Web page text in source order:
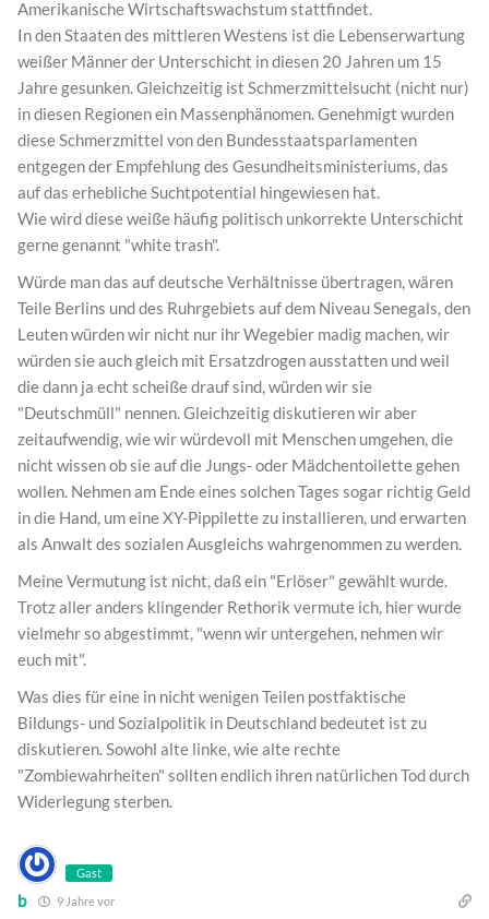
Amerikanische Wirtschaftswachstum stattfindet.
In den Staaten des mittleren Westens ist die Lebenserwartung
weißer Männer der Unterschicht in diesen 20 Jahren um 15
Jahre gesunken. Gleichzeitig ist Schmerzmittelsucht (nicht nur)
in diesen Regionen ein Massenphänomen. Genehmigt wurden
diese Schmerzmittel von den Bundesstaatsparlamenten
entgegen der Empfehlung des Gesundheitsministeriums, das
auf das erhebliche Suchtpotential hingewiesen hat.
Wie wird diese weiße häufig politisch unkorrekte Unterschicht
gerne genannt "white trash".
Würde man das auf deutsche Verhältnisse übertragen, wären
Teile Berlins und des Ruhrgebiets auf dem Niveau Senegals, den
Leuten würden wir nicht nur ihr Wegebier madig machen, wir
würden sie auch gleich mit Ersatzdrogen ausstatten und weil
die dann ja echt scheiße drauf sind, würden wir sie
"Deutschmüll" nennen. Gleichzeitig diskutieren wir aber
zeitaufwendig, wie wir würdevoll mit Menschen umgehen, die
nicht wissen ob sie auf die Jungs- oder Mädchentoilette gehen
wollen. Nehmen am Ende eines solchen Tages sogar richtig Geld
in die Hand, um eine XY-Pippilette zu installieren, und erwarten
als Anwalt des sozialen Ausgleichs wahrgenommen zu werden.
Meine Vermutung ist nicht, daß ein "Erlöser" gewählt wurde.
Trotz aller anders klingender Rethorik vermute ich, hier wurde
vielmehr so abgestimmt, "wenn wir untergehen, nehmen wir
euch mit".
Was dies für eine in nicht wenigen Teilen postfaktische
Bildungs- und Sozialpolitik in Deutschland bedeutet ist zu
diskutieren. Sowohl alte linke, wie alte rechte
"Zombiewahrheiten" sollten endlich ihren natürlichen Tod durch
Widerlegung sterben.
Gast
b 9 Jahre vor